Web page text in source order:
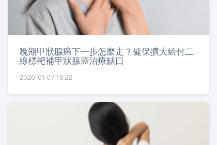
晚期甲狀腺癌下一步怎麼走？健保擴大給付二
線標靶補甲狀腺癌治療缺口
2026-01-07 18:22